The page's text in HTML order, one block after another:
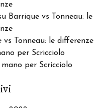
Barrique vs Tonneau: le
vs Tonneau: le differenze
per Scricciolo
per Scricciolo